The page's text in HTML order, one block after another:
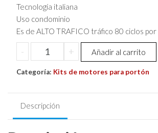
Tecnología italiana
Uso condominio
Es de ALTO TRAFICO tráfico 80 ciclos
-
de
motor
drive
600
+ Añadir al carrito
Categoría: Kits de motores para portón
Descripción